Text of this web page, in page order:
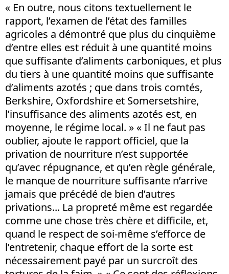
« En outre, nous citons textuellement le
rapport, l’examen de l’état des familles
agricoles a démontré que plus du cinquième
d’entre elles est réduit à une quantité moins
que suffisante d’aliments carboniques, et plus
du tiers à une quantité moins que suffisante
d’aliments azotés ; que dans trois comtés,
Berkshire, Oxfordshire et Somersetshire,
l’insuffisance des aliments azotés est, en
moyenne, le régime local. » « Il ne faut pas
oublier, ajoute le rapport officiel, que la
privation de nourriture n’est supportée
qu’avec répugnance, et qu’en règle générale,
le manque de nourriture suffisante n’arrive
jamais que précédé de bien d’autres
privations... La propreté même est regardée
comme une chose très chère et difficile, et,
quand le respect de soi-même s’efforce de
l’entretenir, chaque effort de la sorte est
nécessairement payé par un surcroît des